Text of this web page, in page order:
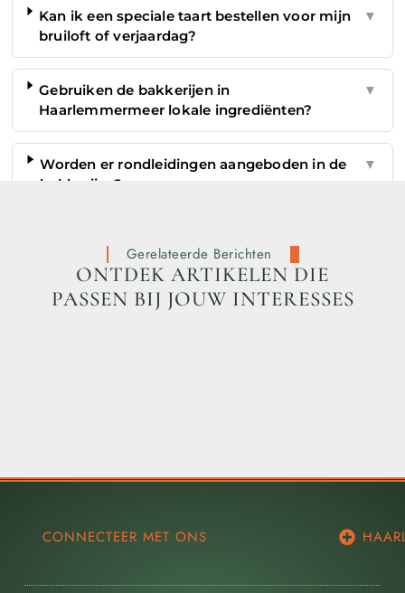
Kan ik een speciale taart bestellen voor mijn
bruiloft of verjaardag?
▼
Gebruiken de bakkerijen in
Haarlemmermeer lokale ingrediënten?
▼
Worden er rondleidingen aangeboden in de
bakkerijen?
▼
Gerelateerde Berichten
ONTDEK ARTIKELEN DIE
PASSEN BIJ JOUW INTERESSES
CONNECTEER MET ONS